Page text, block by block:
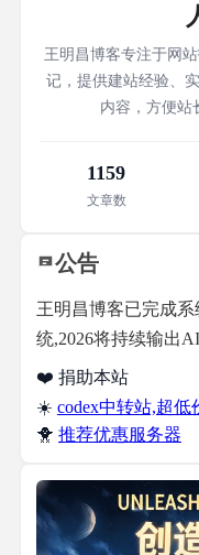
王明昌博客专注于网
记，提供建站经验、
内容，方便站
1159
文章数
公告
王明昌博客已完成系
统,2026将持续输出
❤️ 捐助本站
☀️ codex中转站,超低
🐥 推荐优惠服务器